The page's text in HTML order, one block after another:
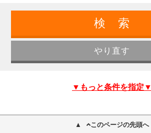
▼もっと条件を指定▼
このページの先頭へ